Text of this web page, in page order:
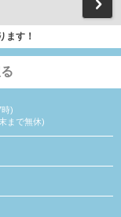
ます！
)
まで無休)